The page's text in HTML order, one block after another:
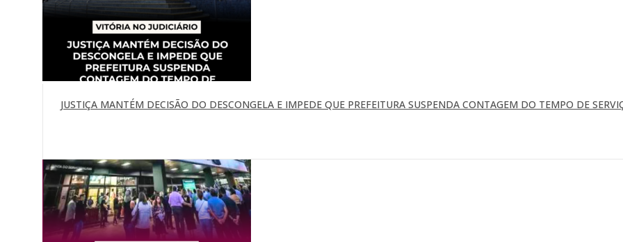
JUSTIÇA MANTÉM DECISÃO DO DESCONGELA E IMPEDE QUE PREFEITURA SUSPENDA CONTAGEM DO TEMPO DE